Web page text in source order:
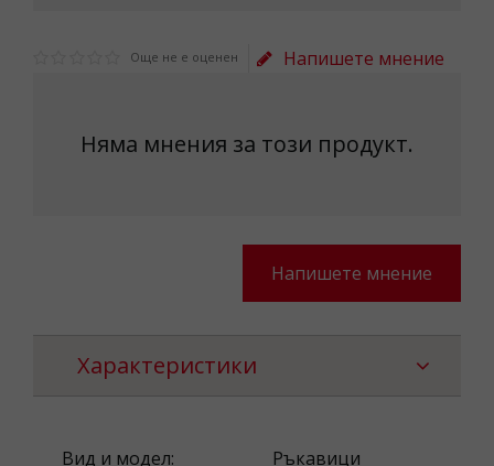
Още не е оценен Напишете мнение
Няма мнения за този продукт.
Напишете мнение
Характеристики
Вид и модел: Ръкавици